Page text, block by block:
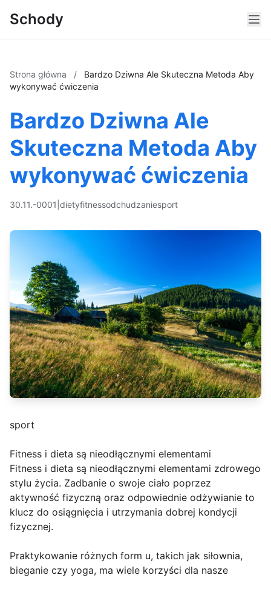
Schody
Strona główna /
Bardzo Dziwna Ale Skuteczna Metoda Aby
wykonywać ćwiczenia
Bardzo Dziwna Ale
Skuteczna Metoda Aby
wykonywać ćwiczenia
30.11.-0001 dietyfitnessodchudzaniesport
sport
Fitness i dieta są nieodłącznymi elementami
Fitness i dieta są nieodłącznymi elementami zdrowego
stylu życia. Zadbanie o swoje ciało poprzez
aktywność fizyczną oraz odpowiednie odżywianie to
klucz do osiągnięcia i utrzymania dobrej kondycji
fizycznej.
Praktykowanie różnych form u, takich jak siłownia,
bieganie czy yoga, ma wiele korzyści dla nasze